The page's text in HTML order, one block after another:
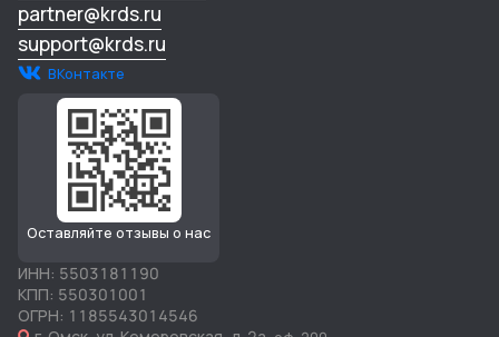
partner@krds.ru
support@krds.ru
ВКонтакте
Оставляйте отзывы о нас
ИНН: 5503181190
КПП: 550301001
ОГРН: 1185543014546